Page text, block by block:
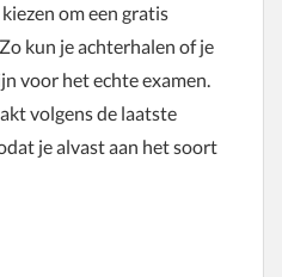
om een gratis
kun je achterhalen of je
voor het echte examen.
volgens de laatste
je alvast aan het soort